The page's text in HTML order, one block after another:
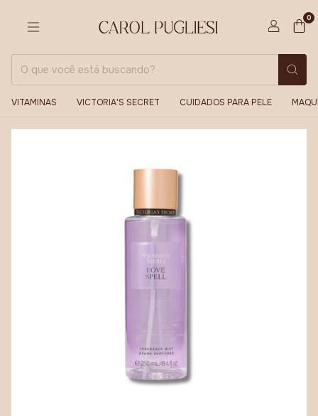
0
VITAMINAS VICTORIA'S SECRET CUIDADOS PARA PELE